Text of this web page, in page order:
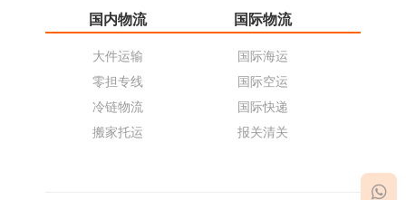
国内物流
大件运输
零担专线
冷链物流
搬家托运
国际物流
国际海运
国际空运
国际快递
报关清关